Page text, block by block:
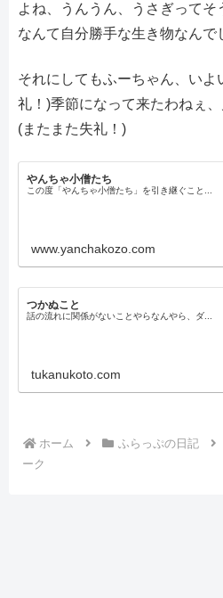
よね、うんうん、うさぎってそ
なんて自分勝手な生き物なんで
それにしてもふーちゃん、いよ
礼！)季節になって来たわねぇ
(またまた失礼！)
やんちゃ小僧たち
この度「やんちゃ小僧たち」を引き継ぐこと...
www.yanchakozo.com
つかぬこと
話の流れに関係がないことやらなんやら、ダ...
tukanukoto.com
ホーム ふらっぷの日記
ーク